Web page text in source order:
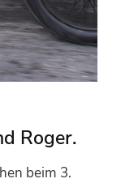
Roger.
beim 3.